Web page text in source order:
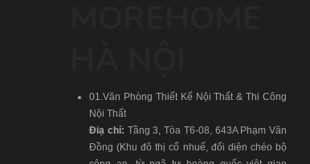
01.Văn Phòng Thiết Kế Nội Thất & Thi Công
Nội Thất
Điạ chỉ: Tầng 3, Tòa T6-08, 643A Phạm Văn
Đồng (Khu đô thị cổ nhuế, đối diện chéo bộ